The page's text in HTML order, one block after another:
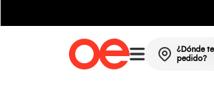
¿Dónde
pedido?